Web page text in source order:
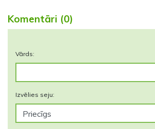
Komentāri (0)
Vārds:
Izvēlies seju: